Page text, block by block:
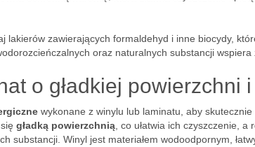
lakierów zawierających formaldehyd i inne biocydy,
oraz naturalnych substancji
o gładkiej powierzchni
wykonane z winylu lub laminatu, aby
gładką powierzchnią , co ułatwia ich czyszczenie,
substancji. Winyl jest materiałem wodoodpornym,